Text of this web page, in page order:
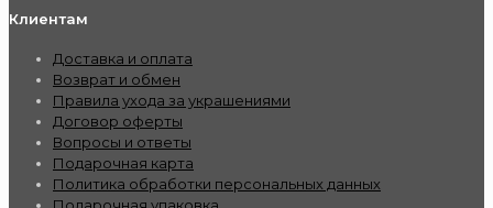
Клиентам
Доставка и оплата
Возврат и обмен
Правила ухода за украшениями
Договор оферты
Вопросы и ответы
Подарочная карта
Политика обработки персональных данных